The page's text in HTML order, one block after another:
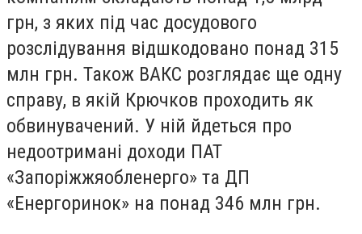
грн, з яких під час досудового
розслідування відшкодовано понад 315
млн грн. Також ВАКС розглядає ще одну
справу, в якій Крючков проходить як
обвинувачений. У ній йдеться про
недоотримані доходи ПАТ
«Запоріжжяобленерго» та ДП
«Енергоринок» на понад 346 млн грн.